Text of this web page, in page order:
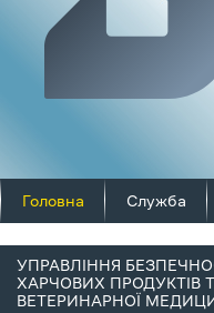
Головна Служба
УПРАВЛІННЯ
ХАРЧОВИХ ПРОДУКТІВ
ВЕТЕРИНАРНОЇ